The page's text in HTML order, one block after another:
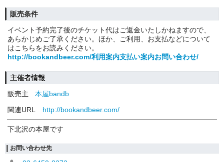
販売条件
イベント予約完了後のチケット代はご返金いたしかねますので、
あらかじめご了承ください。ほか、ご利用、お支払などについて
はこちらをお読みください。
http://bookandbeer.com/利用案内支払い案内お問い合わせ/
主催者情報
販売主
本屋bandb
関連URL
http://bookandbeer.com/
下北沢の本屋です
お問い合わせ先